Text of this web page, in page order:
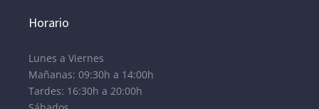
Horario
Lunes a Viernes
Mañanas: 09:30h a 14:00h
Tardes: 16:30h a 20:00h